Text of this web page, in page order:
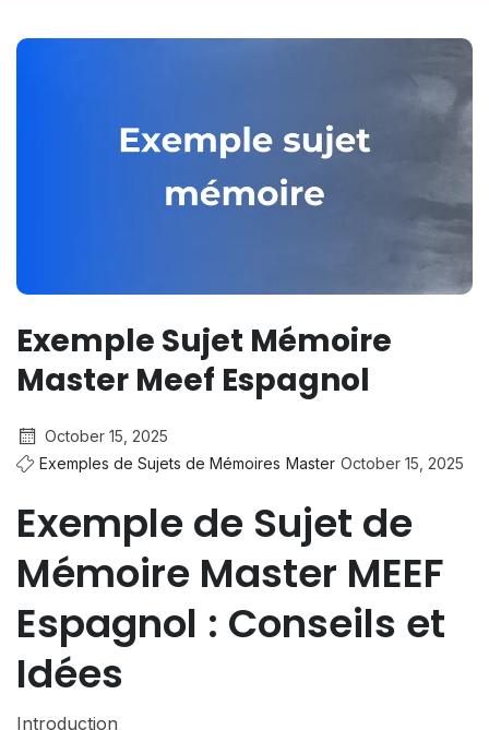
Exemple Sujet Mémoire
Master Meef Espagnol
October 15, 2025
Exemples de Sujets de Mémoires Master October 15, 2025
Exemple de Sujet de
Mémoire Master MEEF
Espagnol : Conseils et
Idées
Introduction